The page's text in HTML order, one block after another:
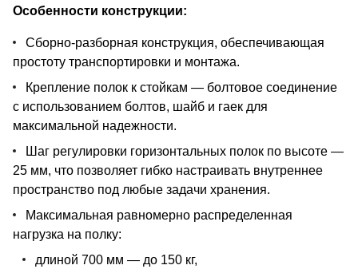
Особенности конструкции:
Сборно-разборная конструкция, обеспечивающая
простоту транспортировки и монтажа.
Крепление полок к стойкам — болтовое соединение
с использованием болтов, шайб и гаек для
максимальной надежности.
Шаг регулировки горизонтальных полок по высоте —
25 мм, что позволяет гибко настраивать внутреннее
пространство под любые задачи хранения.
Максимальная равномерно распределенная
нагрузка на полку:
длиной 700 мм — до 150 кг,